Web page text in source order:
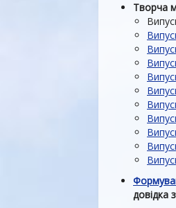
Творча
довідка